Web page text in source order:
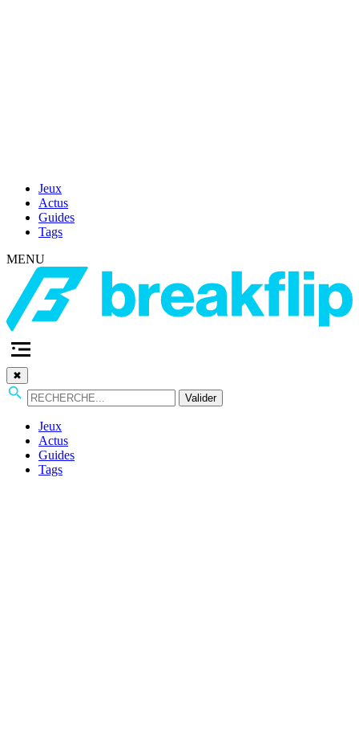
Jeux
Actus
Guides
Tags
MENU
✖
Valider
Jeux
Actus
Guides
Tags